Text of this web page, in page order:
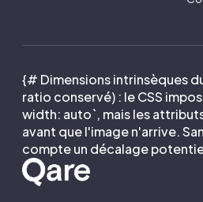
{# Dimensions intrinsèques
ratio conservé) : le CSS
width: auto`, mais les
avant que l'image n'arrive.
compte un décalage